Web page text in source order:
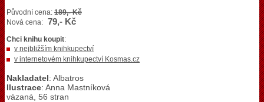
Původní cena: 189,- Kč
Nová cena: 79,- Kč
Chci knihu koupit:
v nejbližším knihkupectví
v internetovém knihkupectví Kosmas.cz
Nakladatel: Albatros
Ilustrace: Anna Mastníková
vázaná, 56 stran